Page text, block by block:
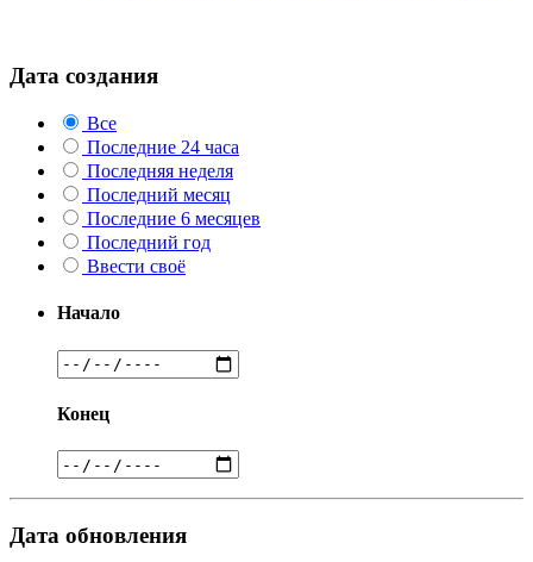
Дата создания
Все
Последние 24 часа
Последняя неделя
Последний месяц
Последние 6 месяцев
Последний год
Ввести своё
Начало
Конец
Дата обновления